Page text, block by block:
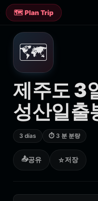
🗺️ Plan Trip
🗺️
제주도 3
성산일출
3 días ⏱ 3 분 분량
📤공유 ☆저장